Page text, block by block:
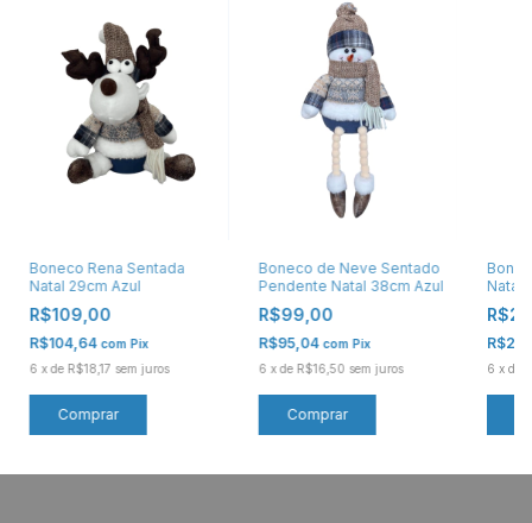
Boneco Rena Sentada
Natal 29cm Azul
R$109,00
R$104,64 com Pix
6 xde R$18,17 sem juros
Boneco de Neve Sentado
Pendente Natal 38cm Azul
R$99,00
R$95,04 com Pix
6 xde R$16,50 sem juros
Natal
6 x de